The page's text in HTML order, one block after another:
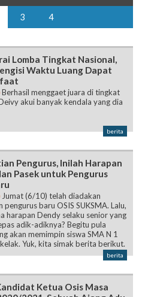
3 4
Lomba Tingkat Nasional,
Waktu Luang Dapat
Berhasil menggaet juara di tingkat
akui banyak kendala yang dia
berita
Pengurus, Inilah Harapan
Pasek untuk Pengurus
Jumat (6/10) telah diadakan
pengurus baru OSIS SUKSMA. Lalu,
harapan Dendy selaku senior yang
adik-adiknya? Begitu pula
akan memimpin siswa SMA N 1
Yuk, kita simak berita berikut.
berita
Ketua Osis Masa